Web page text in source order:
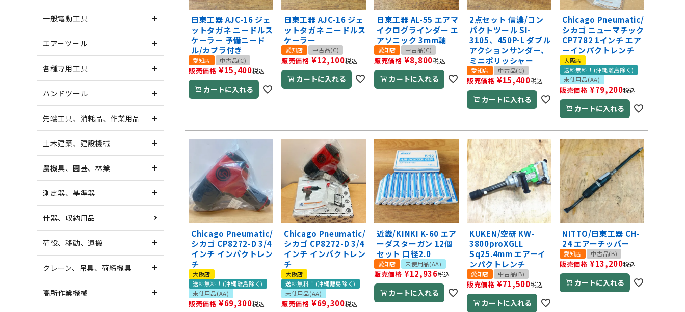
一般電動工具
エアーツール
各種専用工具
ハンドツール
先端工具、消耗品、作業用品
土木建築、建設機械
農機具、園芸、林業
測定器、基準器
什器、収納用品
荷役、移動、運搬
クレーン、吊具、荷締機具
高所作業機械
日東工器 AJC-16 ジェ
ットタガネ ニードルス
ケーラー 予備ニード
ル/カプラ付き
愛知店 中古品(C)
販売価格 ¥15,400税込
カートに入れる
日東工器 AJC-16 ジェ
ットタガネ ニードルス
ケーラー
愛知店 中古品(C)
販売価格 ¥12,100税込
カートに入れる
日東工器 AL-55 エアマ
イクログラインダー エ
アソニック 3mm軸
愛知店 中古品(C)
販売価格 ¥8,800税込
カートに入れる
2点セット 信濃/コン
パクトツール SI-
3105、450P-L ダブル
アクションサンダー、
ミニポリッシャー
愛知店 中古品(C)
販売価格 ¥15,400税込
カートに入れる
Chicago Pneumatic/
シカゴ ニューマチック
CP7782 1インチ エア
ーインパクトレンチ
大阪店
送料無料！(沖縄離島除く)
未使用品(AA)
販売価格 ¥79,200税込
カートに入れる
Chicago Pneumatic/
シカゴ CP8272-D 3/4
インチ インパクトレン
チ
大阪店
送料無料！(沖縄離島除く)
未使用品(AA)
販売価格 ¥69,300税込
Chicago Pneumatic/
シカゴ CP8272-D 3/4
インチ インパクトレン
チ
大阪店
送料無料！(沖縄離島除く)
未使用品(AA)
販売価格 ¥69,300税込
近畿/KINKI K-60 エア
ーダスターガン 12個
セット 口径2.0
愛知店 未使用品(AA)
販売価格 ¥12,936税込
カートに入れる
KUKEN/空研 KW-
3800proXGLL
Sq25.4mm エアーイ
ンパクトレンチ
愛知店 中古品(B)
販売価格 ¥71,500税込
カートに入れる
NITTO/日東工器 CH-
24 エアーチッパー
愛知店 中古品(B)
販売価格 ¥13,200税込
カートに入れる